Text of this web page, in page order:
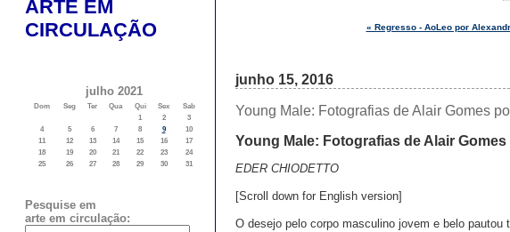
ARTE EM
CIRCULAÇÃO
julho 2021
Dom Seg Ter Qua Qui Sex
Sab
1
2
3
4
5 6 7 8 9
10
11
12 13 14 15 16
17
18
19 20 21 22 23
24
25
26 27 28 29 30 31
Pesquise em
arte em circulação:
« Regresso - AoLeo por
junho 15, 2016
Young Male: Fotografias de Alair Gomes
Young Male: Fotografias de Alair Gomes
EDER CHIODETTO
[Scroll down for English version]
O desejo pelo corpo masculino jovem e belo